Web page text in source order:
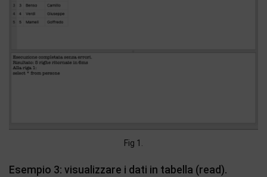
Fig 1.
Esempio 3: visualizzare i dati in tabella (read).